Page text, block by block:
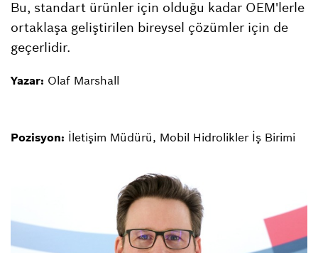
Bu, standart ürünler için olduğu kadar OEM'lerle
ortaklaşa geliştirilen bireysel çözümler için de
geçerlidir.
Yazar: Olaf Marshall
Pozisyon: İletişim Müdürü, Mobil Hidrolikler İş Birimi